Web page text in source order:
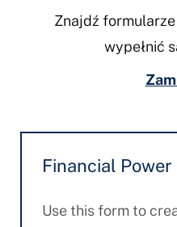
Znajdź
wypełnić
Financial
Use this form to